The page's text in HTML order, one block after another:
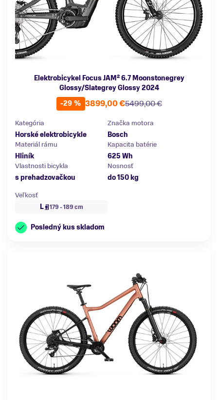
Elektrobicykel Focus JAM² 6.7 Moonstonegrey
Glossy/Slategrey Glossy 2024
-29 %
5499,00 €
3899,00 €
Kategória
Horské elektrobicykle
Značka motora
Bosch
Materiál rámu
Hliník
Kapacita batérie
625 Wh
Vlastnosti bicykla
s prehadzovačkou
Nosnosť
do 150 kg
Veľkosť
L
179 - 189 cm
Posledný kus skladom